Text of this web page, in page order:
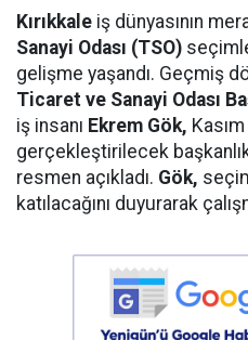
Kırıkkale iş dünyasının
Sanayi Odası (TSO)
gelişme yaşandı. Geçmiş
Ticaret ve Sanayi Odası
iş insanı Ekrem Gök,
gerçekleştirilecek
resmen açıkladı. Gök,
katılacağını duyurarak